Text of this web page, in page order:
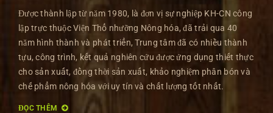
Được thành lập từ năm 1980, là đơn vị sự nghiệp KH-CN công
lập trực thuộc Viện Thổ nhưỡng Nông hóa, đã trải qua 40
năm hình thành và phát triển, Trung tâm đã có nhiều thành
tựu, công trình, kết quả nghiên cứu được ứng dụng thiết thực
cho sản xuất, đồng thời sản xuất, khảo nghiệm phân bón và
chế phẩm nông hóa với uy tín và chất lượng tốt nhất.
ĐỌC THÊM